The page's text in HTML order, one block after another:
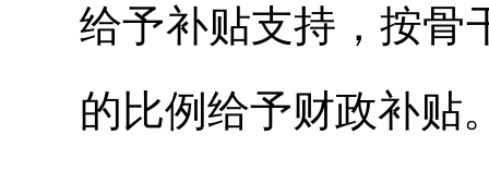
给予补贴支持，按骨
的比例给予财政补贴